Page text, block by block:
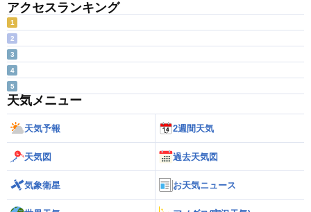
アクセスランキング
1
2
3
4
5
天気メニュー
天気予報 2週間天気
天気図 過去天気図
気象衛星 お天気ニュース